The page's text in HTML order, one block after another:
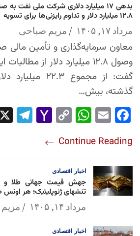
بدهی ۱۷ میلیارد دلاری شرکت ملی
۱۲.۸ میلیارد دلار و تداوم رایزنی‌ها برای تسویه
مرداد ۱۷, ۱۴۰۵ مریم صباحی
معاون سرمایه‌گذاری و تأمین مالی
وصول ۱۲.۸ میلیارد دلار از
گفت: از مجموع
گذشته، بیش…
Fac
ok
Em
Wh
Ap
p
Co
Lin
k
Yah
l
Tel
Continue Reading
اخبار اقتصادی
جهش قیمت جهانی طلا و
تنشهای ژئوپلیتیک؛ هر اونس طلا به ۴۱۶۲
مرداد ۱۴, ۱۴۰۵
اخبار اقتصادی